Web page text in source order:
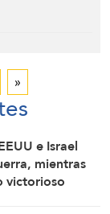
»
e Israel
mientras
victorioso